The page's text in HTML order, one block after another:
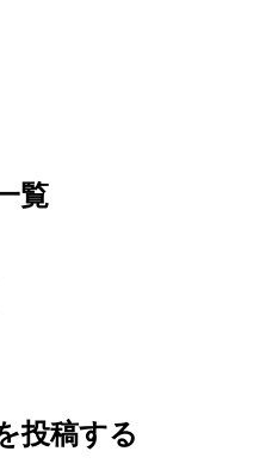
覧
投稿する